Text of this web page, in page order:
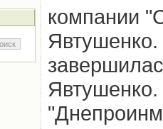
компании
Явтушенко.
Явтушенко.